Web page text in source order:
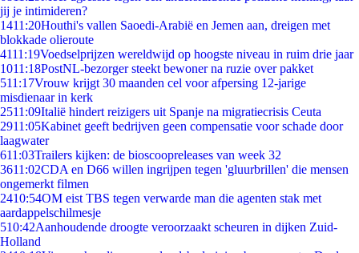
jij je intimideren?
1411:20Houthi's vallen Saoedi-Arabië en Jemen aan, dreigen met
blokkade olieroute
4111:19Voedselprijzen wereldwijd op hoogste niveau in ruim drie jaar
1011:18PostNL-bezorger steekt bewoner na ruzie over pakket
511:17Vrouw krijgt 30 maanden cel voor afpersing 12-jarige
misdienaar in kerk
2511:09Italië hindert reizigers uit Spanje na migratiecrisis Ceuta
2911:05Kabinet geeft bedrijven geen compensatie voor schade door
laagwater
611:03Trailers kijken: de bioscoopreleases van week 32
3611:02CDA en D66 willen ingrijpen tegen 'gluurbrillen' die mensen
ongemerkt filmen
2410:54OM eist TBS tegen verwarde man die agenten stak met
aardappelschilmesje
510:42Aanhoudende droogte veroorzaakt scheuren in dijken Zuid-
Holland